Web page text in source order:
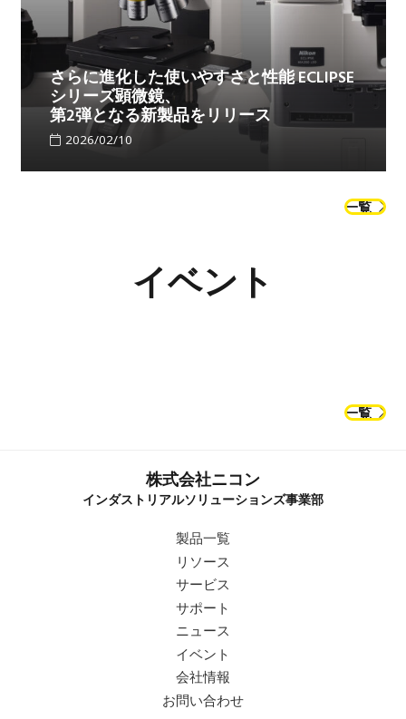
さらに進化した使いやすさと性能 ECLIPSE
シリーズ顕微鏡、
第2弾となる新製品をリリース
2026/02/10
一覧
イベント
サービスの
トータルソリューション
総合検査機器展（JIMA）
[九州] 半導体産業展 2026
一覧
株式会社ニコン
インダストリアルソリューションズ事業部
製品一覧
リソース
サービス
サポート
ニュース
イベント
会社情報
お問い合わせ